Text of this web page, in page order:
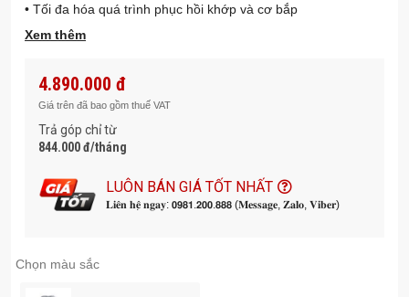
• Tối đa hóa quá trình phục hồi khớp và cơ bắp
Xem thêm
4.890.000 đ
Giá trên đã bao gồm thuế VAT
Trả góp chỉ từ
844.000 đ/tháng
LUÔN BÁN GIÁ TỐT NHẤT
𝐋𝐢𝐞̂𝐧 𝐡𝐞̣̂ 𝐧𝐠𝐚𝐲: 𝟬𝟵𝟴𝟭.𝟮𝟬𝟬.𝟴𝟴𝟴 (𝐌𝐞𝐬𝐬𝐚𝐠𝐞, 𝐙𝐚𝐥𝐨, 𝐕𝐢𝐛𝐞𝐫)
Chọn màu sắc